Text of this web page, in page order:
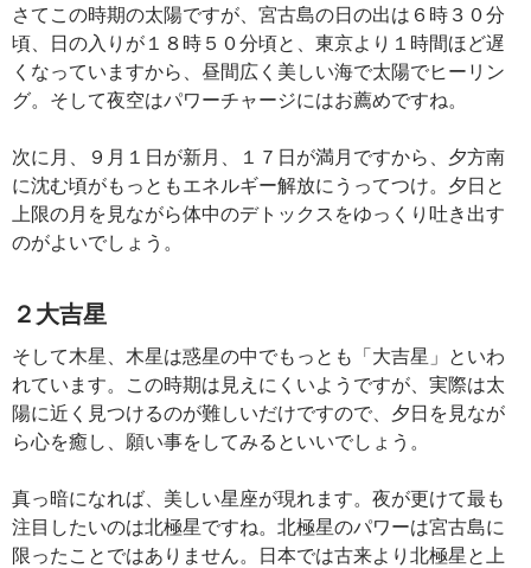
さてこの時期の太陽ですが、宮古島の日の出は６時３０分
頃、日の入りが１８時５０分頃と、東京より１時間ほど遅
くなっていますから、昼間広く美しい海で太陽でヒーリン
グ。そして夜空はパワーチャージにはお薦めですね。
次に月、９月１日が新月、１７日が満月ですから、夕方南
に沈む頃がもっともエネルギー解放にうってつけ。夕日と
上限の月を見ながら体中のデトックスをゆっくり吐き出す
のがよいでしょう。
２大吉星
そして木星、木星は惑星の中でもっとも「大吉星」といわ
れています。この時期は見えにくいようですが、実際は太
陽に近く見つけるのが難しいだけですので、夕日を見なが
ら心を癒し、願い事をしてみるといいでしょう。
真っ暗になれば、美しい星座が現れます。夜が更けて最も
注目したいのは北極星ですね。北極星のパワーは宮古島に
限ったことではありません。日本では古来より北極星と上